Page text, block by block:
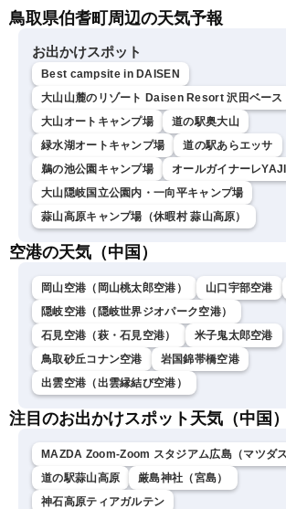
央・江川清音／有賀哲夫〉
鳥取県伯耆町周辺の天気予報
お出かけスポット
Best campsite in DAISEN
大山山麓のリゾート Daisen Resort 沢田ベース
大山オートキャンプ場
道の駅奥大山
緑水湖オートキャンプ場
道の駅あらエッサ
鵜の池公園キャンプ場
オールガイナーレ
大山隠岐国立公園内・一向平キャンプ場
蒜山高原キャンプ場（休暇村 蒜山高原）
空港の天気（中国）
岡山空港（岡山桃太郎空港） 山口宇部空港
隠岐空港（隠岐世界ジオパーク空港）
石見空港（萩・石見空港）
米子鬼太郎空港
鳥取砂丘コナン空港
岩国錦帯橋空港
出雲空港（出雲縁結び空港）
注目のお出かけスポット天気（中国）
MAZDA Zoom-Zoom スタジアム広島（マツダス
道の駅蒜山高原
厳島神社（宮島）
神石高原ティアガルテン